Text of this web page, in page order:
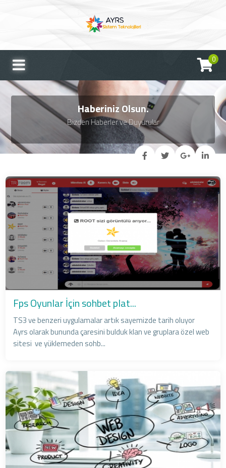
0
Haberiniz Olsun.
Bizden Haberler ve Duyurular
Fps Oyunlar İçin sohbet plat...
TS3 ve benzeri uygulamalar artık sayemizde tarih oluyor
Ayrs olarak bununda çaresini bulduk klan ve gruplara özel web
sitesi ve yüklemeden sohb...